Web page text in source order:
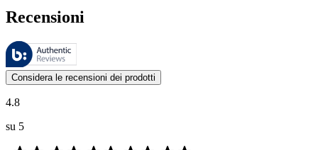
Recensioni
Queste recensioni sono gestite da Bazaarvoice e sono conformi
Le valutazioni dei prodotti e le classificazioni in stelle da parte degli
Considera le recensioni dei prodotti
4.8
su 5